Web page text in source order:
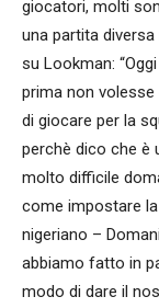
giocatori, molti
una partita
su Lookman:
prima non
di giocare per la
perchè dico che è
molto difficile
come impostare
nigeriano –
abbiamo fatto in
modo di dare il